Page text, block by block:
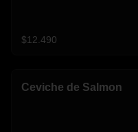
$12.490
Ceviche de Salmon